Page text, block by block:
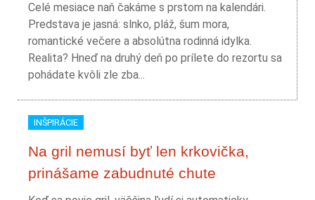
Celé mesiace naň čakáme s prstom na kalendári.
Predstava je jasná: slnko, pláž, šum mora,
romantické večere a absolútna rodinná idylka.
Realita? Hneď na druhý deň po prílete do rezortu sa
pohádate kvôli zle zba...
INŠPIRÁCIE
Na gril nemusí byť len krkovička,
prinášame zabudnuté chute